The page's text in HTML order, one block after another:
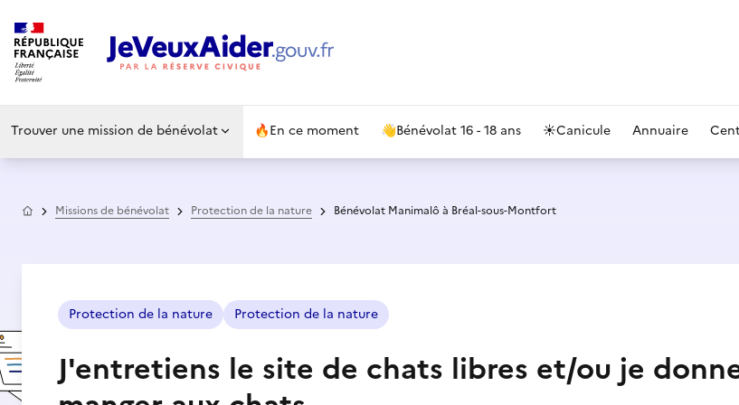
Trouver une mission de bénévolat 🔥En ce moment 👋Bénévolat 16 - 18 ans ☀️Canicule Annuaire
AccueilMissions de bénévolat Protection de la nature Bénévolat Manimalô à Bréal-sous-Montfort
Protection de la nature Protection de la nature
J'entretiens le site de chats libres et/ou je